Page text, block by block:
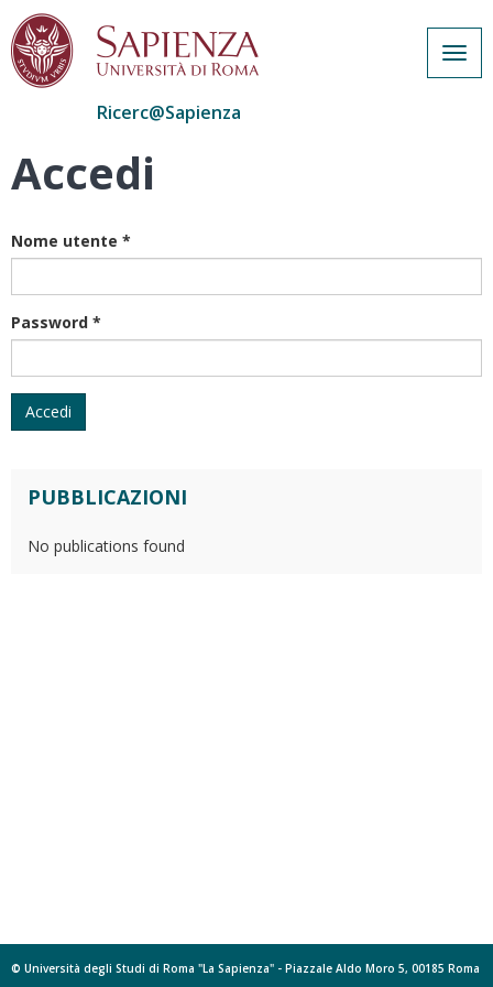
Salta
Ricerc@Sapienza
Accedi
Nome utente *
Password *
Accedi
PUBBLICAZIONI
No publications found
© Università degli Studi di Roma "La Sapienza" - Piazzale Aldo Moro 5, 00185 Roma